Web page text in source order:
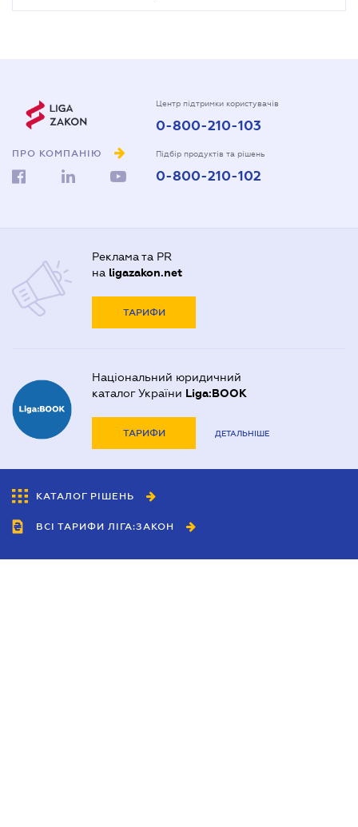
ПРО КОМПАНІЮ
Центр підтримки користувачів
0-800-210-103
Підбір продуктів та рішень
0-800-210-102
Реклама та PR
на ligazakon.net
ТАРИФИ
Національний юридичний
каталог України Liga:BOOK
ТАРИФИ ДЕТАЛЬНІШЕ
КАТАЛОГ РІШЕНЬ
ВСІ ТАРИФИ ЛІГА:ЗАКОН